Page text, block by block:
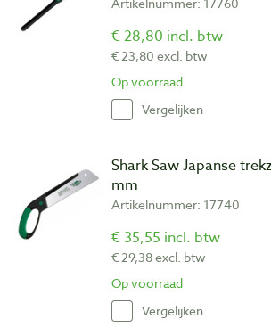
€ 28,80 incl. btw
€ 23,80 excl. btw
Op voorraad
Vergelijken
Shark Saw Japanse
mm
Artikelnummer: 17740
€ 35,55 incl. btw
€ 29,38 excl. btw
Op voorraad
Vergelijken